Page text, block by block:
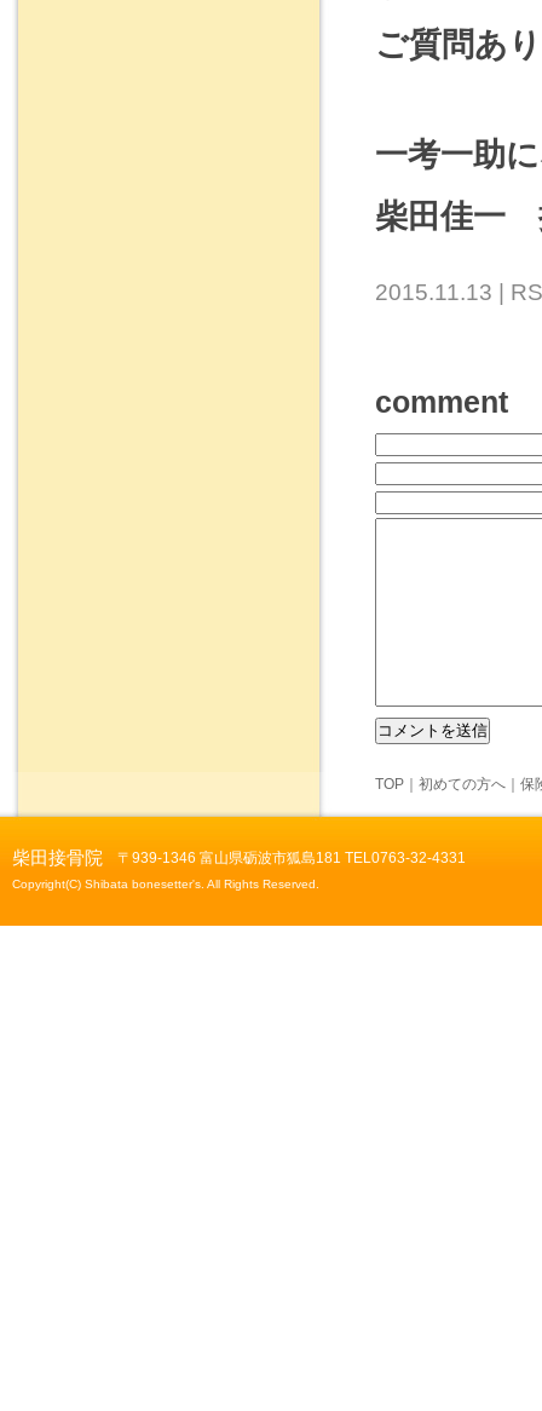
ご質問あ
一考一助
柴田佳一
2015.11.13 |
comment
TOP 初めての方へ 保
柴田接骨院 〒939-1346 富山県砺波市狐島181 TEL0763-32-4331
Copyright(C) Shibata bonesetter's. All Rights Reserved.